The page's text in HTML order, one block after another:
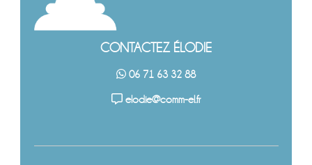
CONTACTEZ ÉLODIE
06 71 63 32 88
elodie@comm-el.fr